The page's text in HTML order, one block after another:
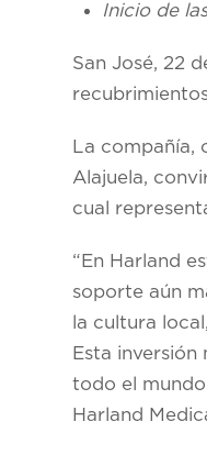
Inicio de
San José, 22
La compañía,
Alajuela,
cual
“En Harland
soporte aún
la cultura
Esta
todo el
Harland